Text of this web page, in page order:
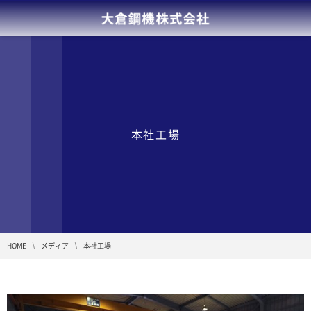
本社工場
HOME メディア 本社工場